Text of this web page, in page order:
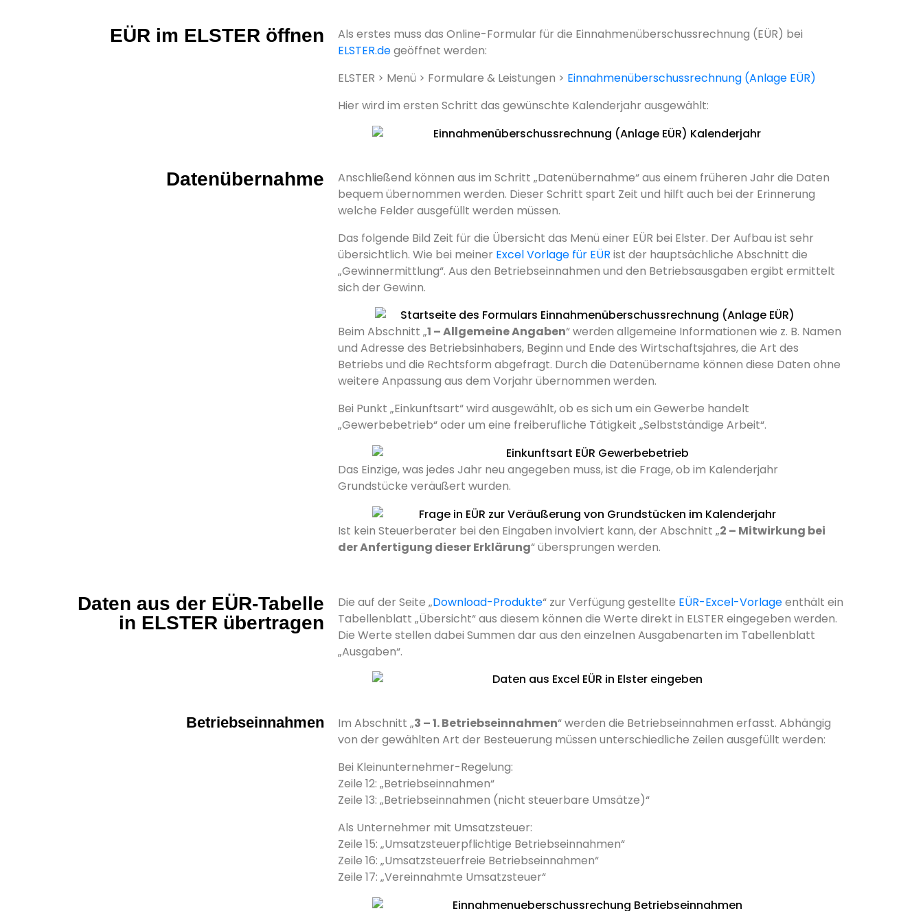
EÜR im ELSTER öffnen
Als erstes muss das Online-Formular für die Einnahmenüberschussrechnung (EÜR) bei
ELSTER.degeöffnet werden:
ELSTER > Menü > Formulare & Leistungen > Einnahmenüberschussrechnung (Anlage EÜR)
Hier wird im ersten Schritt das gewünschte Kalenderjahr ausgewählt:
Datenübernahme
Anschließend können aus im Schritt „Datenübernahme“ aus einem früheren Jahr die Daten
bequem übernommen werden. Dieser Schritt spart Zeit und hilft auch bei der Erinnerung
welche Felder ausgefüllt werden müssen.
Das folgende Bild Zeit für die Übersicht das Menü einer EÜR bei Elster. Der Aufbau ist sehr
übersichtlich. Wie bei meiner Excel Vorlage für EÜR ist der hauptsächliche Abschnitt die
„Gewinnermittlung“. Aus den Betriebseinnahmen und den Betriebsausgaben ergibt ermittelt
sich der Gewinn.
Beim Abschnitt „1 – Allgemeine Angaben“ werden allgemeine Informationen wie z. B. Namen
und Adresse des Betriebsinhabers, Beginn und Ende des Wirtschaftsjahres, die Art des
Betriebs und die Rechtsform abgefragt. Durch die Datenübername können diese Daten ohne
weitere Anpassung aus dem Vorjahr übernommen werden.
Bei Punkt „Einkunftsart“ wird ausgewählt, ob es sich um ein Gewerbe handelt
„Gewerbebetrieb“ oder um eine freiberufliche Tätigkeit „Selbstständige Arbeit“.
Das Einzige, was jedes Jahr neu angegeben muss, ist die Frage, ob im Kalenderjahr
Grundstücke veräußert wurden.
Ist kein Steuerberater bei den Eingaben involviert kann, der Abschnitt „2 – Mitwirkung bei
der Anfertigung dieser Erklärung“ übersprungen werden.
Daten aus der EÜR-Tabelle
in ELSTER übertragen
Die auf der Seite „Download-Produkte“ zur Verfügung gestellte EÜR-Excel-Vorlageenthält ein
Tabellenblatt „Übersicht“ aus diesem können die Werte direkt in ELSTER eingegeben werden.
Die Werte stellen dabei Summen dar aus den einzelnen Ausgabenarten im Tabellenblatt
„Ausgaben“.
Betriebseinnahmen Im Abschnitt „3 – 1. Betriebseinnahmen“ werden die Betriebseinnahmen erfasst. Abhängig
von der gewählten Art der Besteuerung müssen unterschiedliche Zeilen ausgefüllt werden:
Bei Kleinunternehmer-Regelung:
Zeile 12: „Betriebseinnahmen“
Zeile 13: „Betriebseinnahmen (nicht steuerbare Umsätze)“
Als Unternehmer mit Umsatzsteuer:
Zeile 15: „Umsatzsteuerpflichtige Betriebseinnahmen“
Zeile 16: „Umsatzsteuerfreie Betriebseinnahmen“
Zeile 17: „Vereinnahmte Umsatzsteuer“